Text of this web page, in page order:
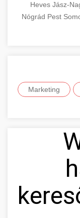
Heves Jász-
Nógrád Pest
Marketing